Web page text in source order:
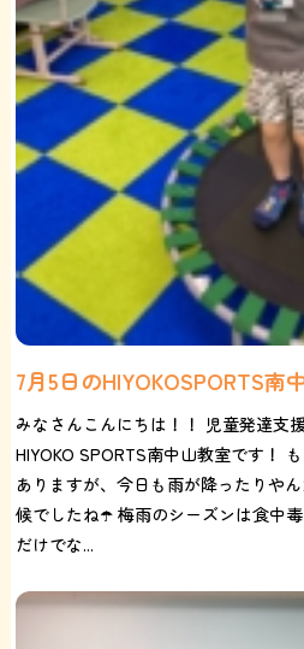
7月5日のHIYOKOSPORTS南
みなさんこんにちは！！ 児童発達支
HIYOKO SPORTS南中山教室です！
ありますが、今日も雨が降ったりや
候でしたね☂️ 梅雨のシーズンは食中
だけでな...